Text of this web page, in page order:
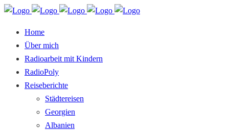
Home
Über mich
Radioarbeit mit Kindern
RadioPoly
Reiseberichte
Städtereisen
Georgien
Albanien